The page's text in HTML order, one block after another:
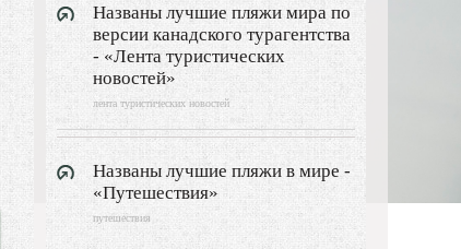
Названы лучшие пляжи мира по
версии канадского турагентства
- «Лента туристических
новостей»
лента туристических новостей
Названы лучшие пляжи в мире -
«Путешествия»
путешествия